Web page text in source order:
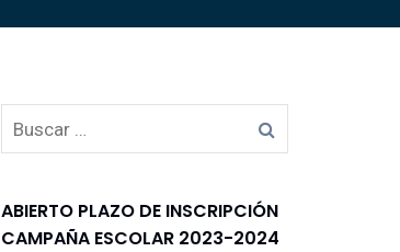
ABIERTO PLAZO DE INSCRIPCIÓN
CAMPAÑA ESCOLAR 2023-2024